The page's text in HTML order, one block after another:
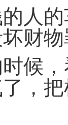
人
财
候
，